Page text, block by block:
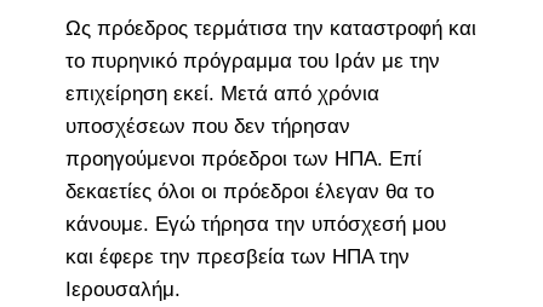
Ως πρόεδρος τερμάτισα την καταστροφή και
το πυρηνικό πρόγραμμα του Ιράν με την
επιχείρηση εκεί. Μετά από χρόνια
υποσχέσεων που δεν τήρησαν
προηγούμενοι πρόεδροι των ΗΠΑ. Επί
δεκαετίες όλοι οι πρόεδροι έλεγαν θα το
κάνουμε. Εγώ τήρησα την υπόσχεσή μου
και έφερε την πρεσβεία των ΗΠΑ την
Ιερουσαλήμ.